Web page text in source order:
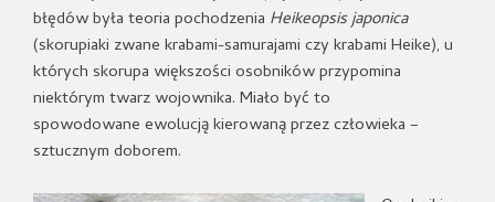
błędów była teoria pochodzenia Heikeopsis japonica
(skorupiaki zwane krabami-samurajami czy krabami Heike), u
których skorupa większości osobników przypomina
niektórym twarz wojownika. Miało być to
spowodowane ewolucją kierowaną przez człowieka –
sztucznym doborem.